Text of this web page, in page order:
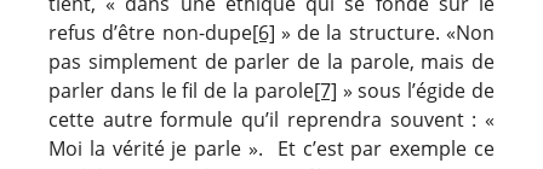
refus d’être non-dupe[6] » de la structure. «Non
pas simplement de parler de la parole, mais de
parler dans le fil de la parole[7] » sous l’égide de
cette autre formule qu’il reprendra souvent : «
Moi la vérité je parle ». Et c’est par exemple ce